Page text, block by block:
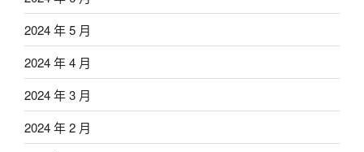
2024 年 5 月
2024 年 4 月
2024 年 3 月
2024 年 2 月